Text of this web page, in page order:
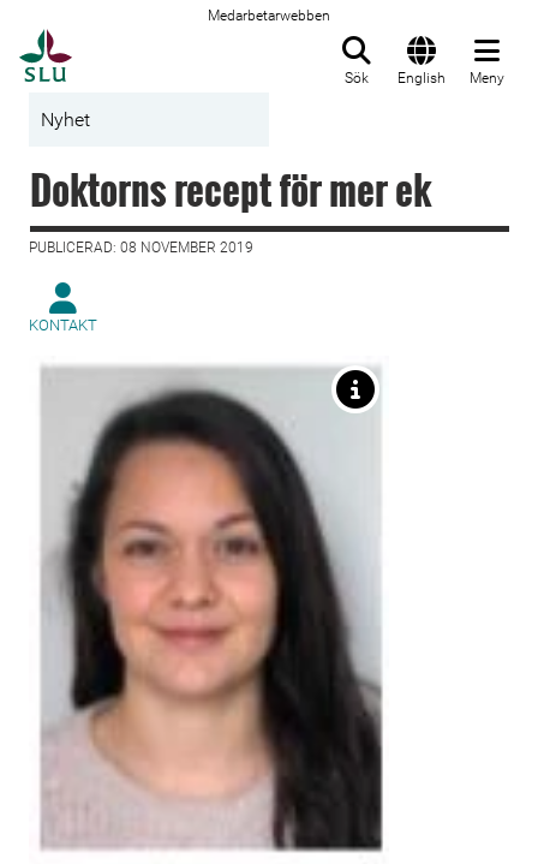
Medarbetarwebben
Sök English Meny
Nyhet
Doktorns recept för mer ek
PUBLICERAD: 08 NOVEMBER 2019
KONTAKT